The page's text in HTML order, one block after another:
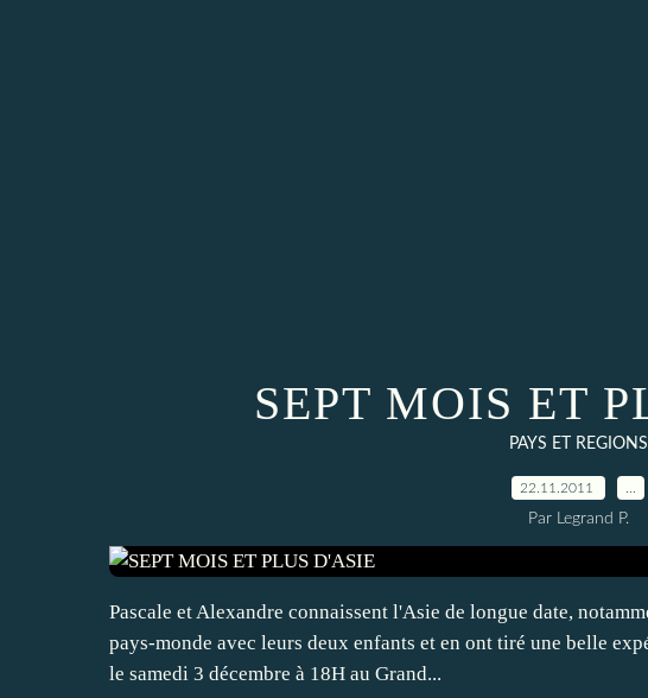
SEPT MOIS ET
PAYS ET REGIONS
22.11.2011
Par Legrand P.
Pascale et Alexandre connaissent l'Asie de longue date,
pays-monde avec leurs deux enfants et en ont tiré une belle
le samedi 3 décembre à 18H au Grand...